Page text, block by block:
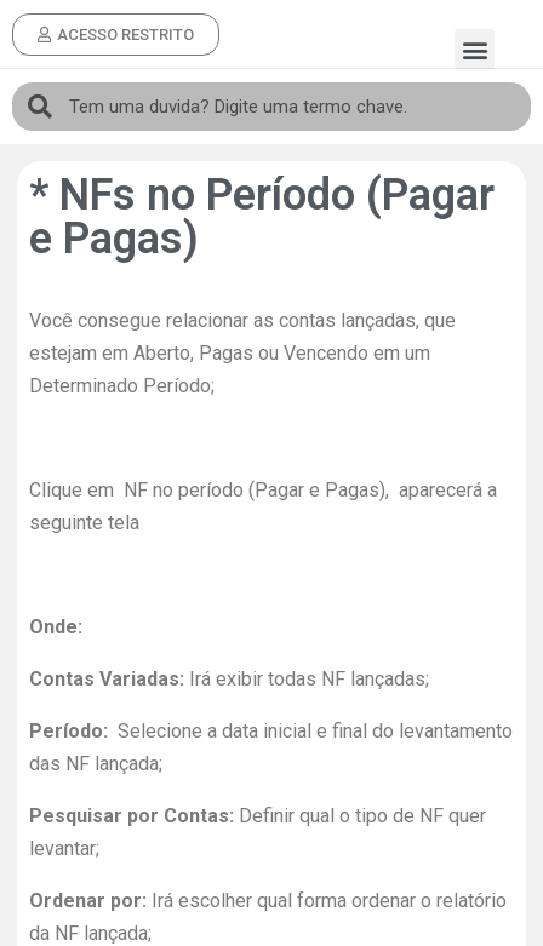
ACESSO RESTRITO
* NFs no Período (Pagar
e Pagas)
Você consegue relacionar as contas lançadas, que
estejam em Aberto, Pagas ou Vencendo em um
Determinado Período;
Clique em NF no período (Pagar e Pagas), aparecerá a
seguinte tela
Onde:
Contas Variadas: Irá exibir todas NF lançadas;
Período: Selecione a data inicial e final do levantamento
das NF lançada;
Pesquisar por Contas: Definir qual o tipo de NF quer
levantar;
Ordenar por: Irá escolher qual forma ordenar o relatório
da NF lançada;